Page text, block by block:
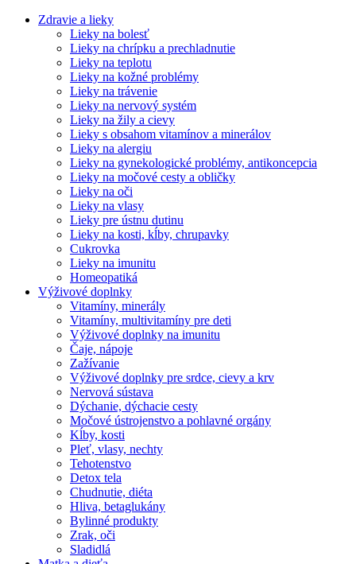
Zdravie a lieky
Lieky na bolesť
Lieky na chrípku a prechladnutie
Lieky na teplotu
Lieky na kožné problémy
Lieky na trávenie
Lieky na nervový systém
Lieky na žily a cievy
Lieky s obsahom vitamínov a minerálov
Lieky na alergiu
Lieky na gynekologické problémy, antikoncepcia
Lieky na močové cesty a obličky
Lieky na oči
Lieky na vlasy
Lieky pre ústnu dutinu
Lieky na kosti, kĺby, chrupavky
Cukrovka
Lieky na imunitu
Homeopatiká
Výživové doplnky
Vitamíny, minerály
Vitamíny, multivitamíny pre deti
Výživové doplnky na imunitu
Čaje, nápoje
Zažívanie
Výživové doplnky pre srdce, cievy a krv
Nervová sústava
Dýchanie, dýchacie cesty
Močové ústrojenstvo a pohlavné orgány
Kĺby, kosti
Pleť, vlasy, nechty
Tehotenstvo
Detox tela
Chudnutie, diéta
Hliva, betaglukány
Bylinné produkty
Zrak, oči
Sladidlá